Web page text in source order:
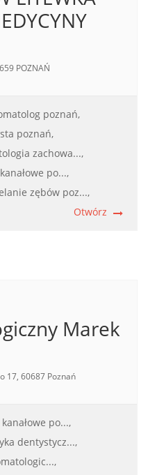
POZNAŃ
poznań,
poznań,
zachowa...,
po...,
zębów poz...,
Otwórz
Marek
17, 60687 Poznań
po...,
dentystycz...,